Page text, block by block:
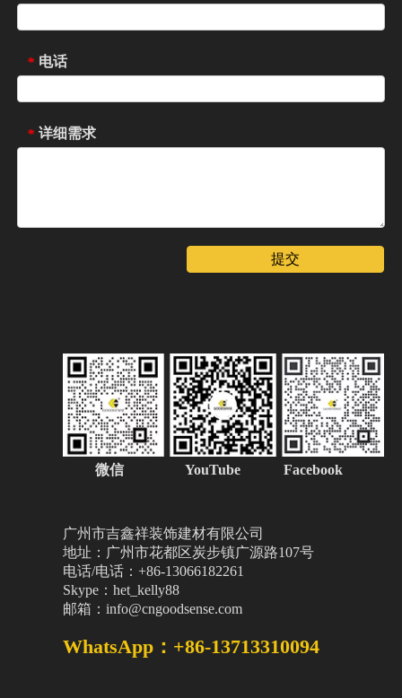
* 电话
* 详细需求
提交
微信 YouTube Facebook
广州市吉鑫祥装饰建材有限公司
地址：广州市花都区炭步镇广源路107号
电话/电话：+86-13066182261
Skype：het_kelly88
邮箱：info@cngoodsense.com
WhatsApp：+86-13713310094